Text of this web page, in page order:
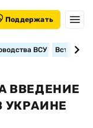
Поддержать
ВСУ
ВВЕДЕНИЕ
УКРАИНЕ